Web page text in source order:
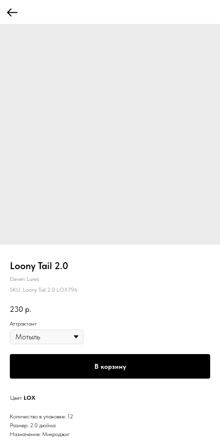
Loony Tail 2.0
Eleven Lures
SKU: Loony Tail 2.0 LOX796
230 р.
Аттрактант
В корзину
Цвет LOX
Количество в упаковке: 12
Размер: 2.0 дюйма
Назначение: Микроджиг